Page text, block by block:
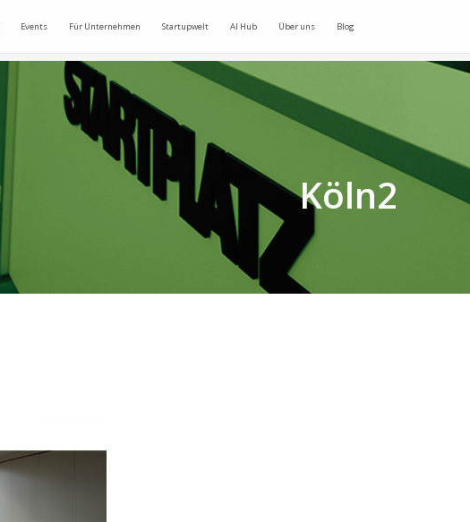
Events Für Unternehmen Startupwelt AI Hub Über uns Blog
Köln2